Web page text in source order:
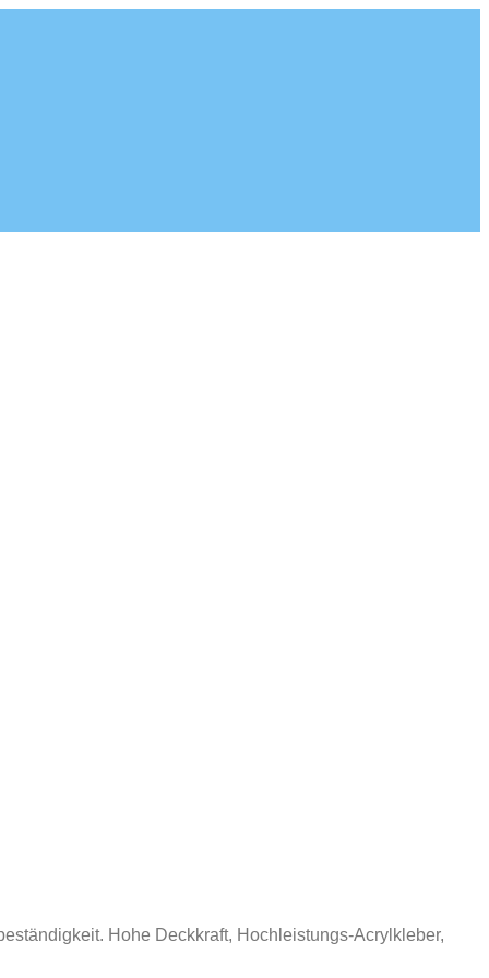
Hohe Deckkraft, Hochleistungs-Acrylkleber,